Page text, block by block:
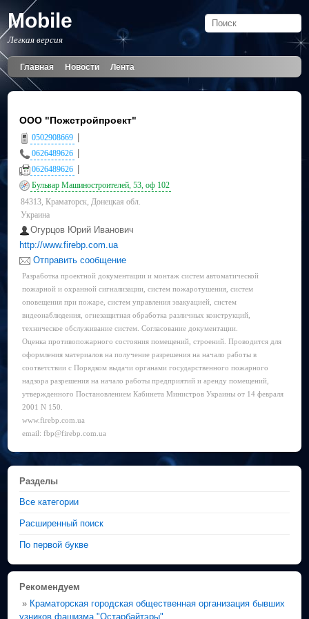
Mobile
Легкая версия
Главная Новости Лента
ООО "Пожстройпроект"
0502908669
0626489626
0626489626
Бульвар Машиностроителей, 53, оф 102
84313, Краматорск, Донецкая обл.
Украина
Огурцов Юрий Иванович
http://www.firebp.com.ua
Отправить сообщение
Разработка проектной документации и монтаж систем автоматической
пожарной и охранной сигнализации, систем пожаротушения, систем
оповещения при пожаре, систем управления эвакуацией, систем
видеонаблюдения, огнезащитная обработка различных конструкций,
техническое обслуживание систем. Согласование документации.
Оценка противопожарного состояния помещений, строений. Проводится для
оформления материалов на получение разрешения на начало работы в
соответствии с Порядком выдачи органами государственного пожарного
надзора разрешения на начало работы предприятий и аренду помещений,
утвержденного Постановлением Кабинета Министров Украины от 14 февраля
2001 N 150.
www.firebp.com.ua
email: fbp@firebp.com.ua
Разделы
Все категории
Расширенный поиск
По первой букве
Рекомендуем
» Краматорская городская общественная организация бывших
узников фашизма "Остарбайтэры"